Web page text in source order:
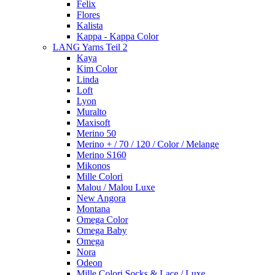
Felix
Flores
Kalista
Kappa - Kappa Color
LANG Yarns Teil 2
Kaya
Kim Color
Linda
Loft
Lyon
Muralto
Maxisoft
Merino 50
Merino + / 70 / 120 / Color / Melange
Merino S160
Mikonos
Mille Colori
Malou / Malou Luxe
New Angora
Montana
Omega Color
Omega Baby
Omega
Nora
Odeon